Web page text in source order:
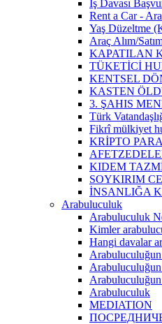
İş Davası
Rent a Car -
Yaş Düzeltme
Araç Alım/
KAPATILAN
TÜKETİCİ
KENTSEL
KASTEN
3. ŞAHIS
Türk
Fikrî mülkiyet
KRİPTO
KIDEM
SOYKIRIM
İNSANLIĞA
Arabuluculuk
Arabuluculuk
Kimler
Hangi davalar
Arabuluculuğun
Arabuluculuk
MEDIATION